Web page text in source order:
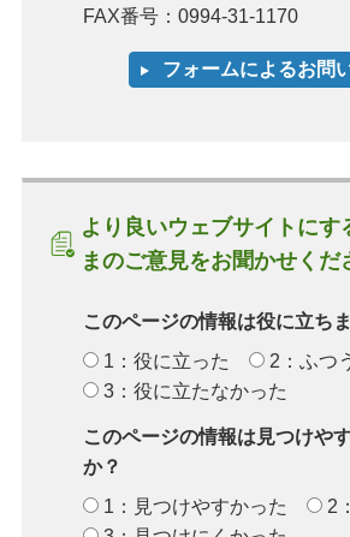
FAX番号：0994-31-1170
より良いウェブサイトにす
まのご意見をお聞かせくだ
このページの情報は役に立ち
1：役に立った
2：ふつ
3：役に立たなかった
このページの情報は見つけや
か？
1：見つけやすかった
2